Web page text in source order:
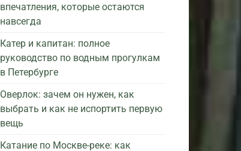
впечатления, которые остаются
навсегда
Катер и капитан: полное
руководство по водным прогулкам
в Петербурге
Оверлок: зачем он нужен, как
выбрать и как не испортить первую
вещь
Катание по Москве-реке: как